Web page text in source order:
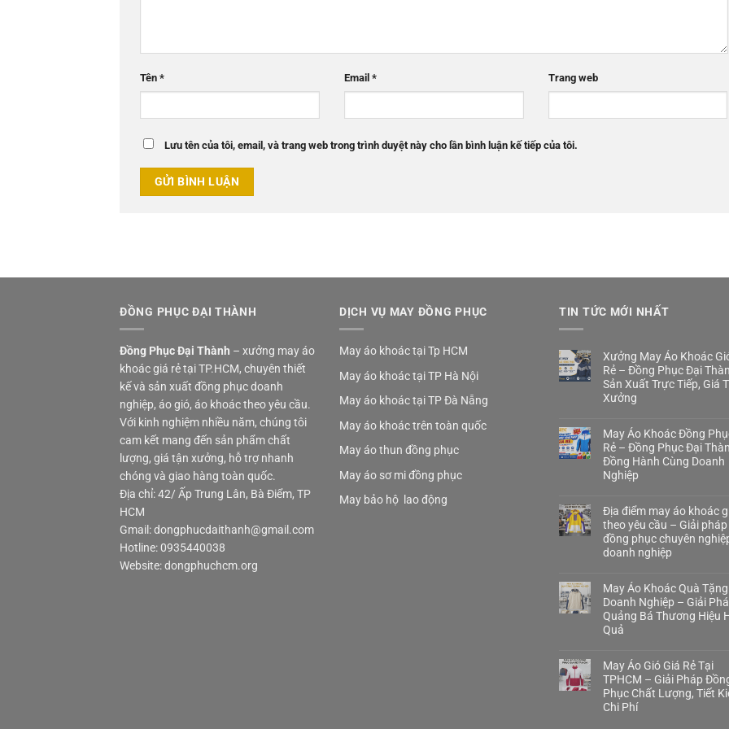
Tên * Email * Trang web
Lưu tên của tôi, email, và trang web trong trình duyệt này cho lần bình luận kế tiếp của tôi.
ĐỒNG PHỤC ĐẠI THÀNH
Đồng Phục Đại Thành – xưởng may áo
khoác giá rẻ tại TP.HCM, chuyên thiết
kế và sản xuất đồng phục doanh
nghiệp, áo gió, áo khoác theo yêu cầu.
Với kinh nghiệm nhiều năm, chúng tôi
cam kết mang đến sản phẩm chất
lượng, giá tận xưởng, hỗ trợ nhanh
chóng và giao hàng toàn quốc.
Địa chỉ: 42/ Ấp Trung Lân, Bà Điểm, TP
HCM
Gmail: dongphucdaithanh@gmail.com
Hotline: 0935440038
Website: dongphuchcm.org
DỊCH VỤ MAY ĐỒNG PHỤC
May áo khoác tại Tp HCM
May áo khoác tại TP Hà Nội
May áo khoác tại TP Đà Nẵng
May áo khoác trên toàn quốc
May áo thun đồng phục
May áo sơ mi đồng phục
May bảo hộ lao động
TIN TỨC MỚI NHẤT
Xưởng May Áo Khoác
Rẻ – Đồng Phục Đại
Sản Xuất Trực Tiếp, Giá
Xưởng
May Áo Khoác Đồng
Rẻ – Đồng Phục Đại
Đồng Hành Cùng Doanh
Nghiệp
Địa điểm may áo khoác
theo yêu cầu – Giải pháp
đồng phục chuyên
doanh nghiệp
May Áo Khoác Quà Tặng
Doanh Nghiệp – Giải
Quảng Bá Thương Hiệu
Quả
May Áo Gió Giá Rẻ Tại
TPHCM – Giải Pháp
Phục Chất Lượng, Tiết
Chi Phí